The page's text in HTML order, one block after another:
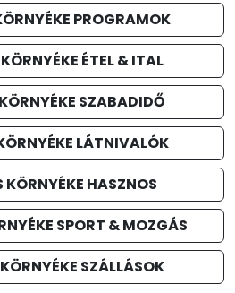
PROGRAMOK
ÉTEL & ITAL
SZABADIDŐ
LÁTNIVALÓK
KÖRNYÉKE HASZNOS
SPORT & MOZGÁS
SZÁLLÁSOK